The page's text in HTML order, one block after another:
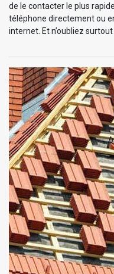
de le contacter le plus
téléphone directement ou
internet. Et n’oubliez